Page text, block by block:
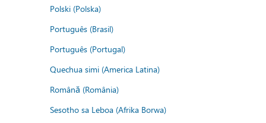
Polski (Polska)
Português (Brasil)
Português (Portugal)
Quechua simi (America Latina)
Română (România)
Sesotho sa Leboa (Afrika Borwa)